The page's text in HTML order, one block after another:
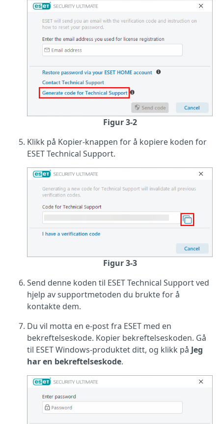
Figur 3-2
Klikk på Kopier-knappen for å kopiere koden for
ESET Technical Support.
Figur 3-3
Send denne koden til ESET Technical Support ved
hjelp av supportmetoden du brukte for å
kontakte dem.
Du vil motta en e-post fra ESET med en
bekreftelseskode. Kopier bekreftelseskoden. Gå
til ESET Windows-produktet ditt, og klikk på Jeg
har en bekreftelseskode.